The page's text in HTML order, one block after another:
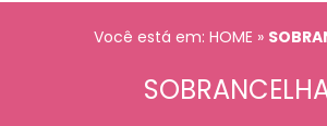
Você está em: HOME »